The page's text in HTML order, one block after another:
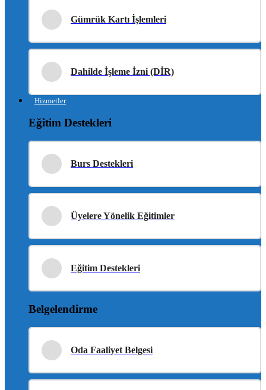
Gümrük Kartı İşlemleri
Dahilde İşleme İzni (DİR)
Hizmetler
Eğitim Destekleri
Burs Destekleri
Üyelere Yönelik Eğitimler
Eğitim Destekleri
Belgelendirme
Oda Faaliyet Belgesi